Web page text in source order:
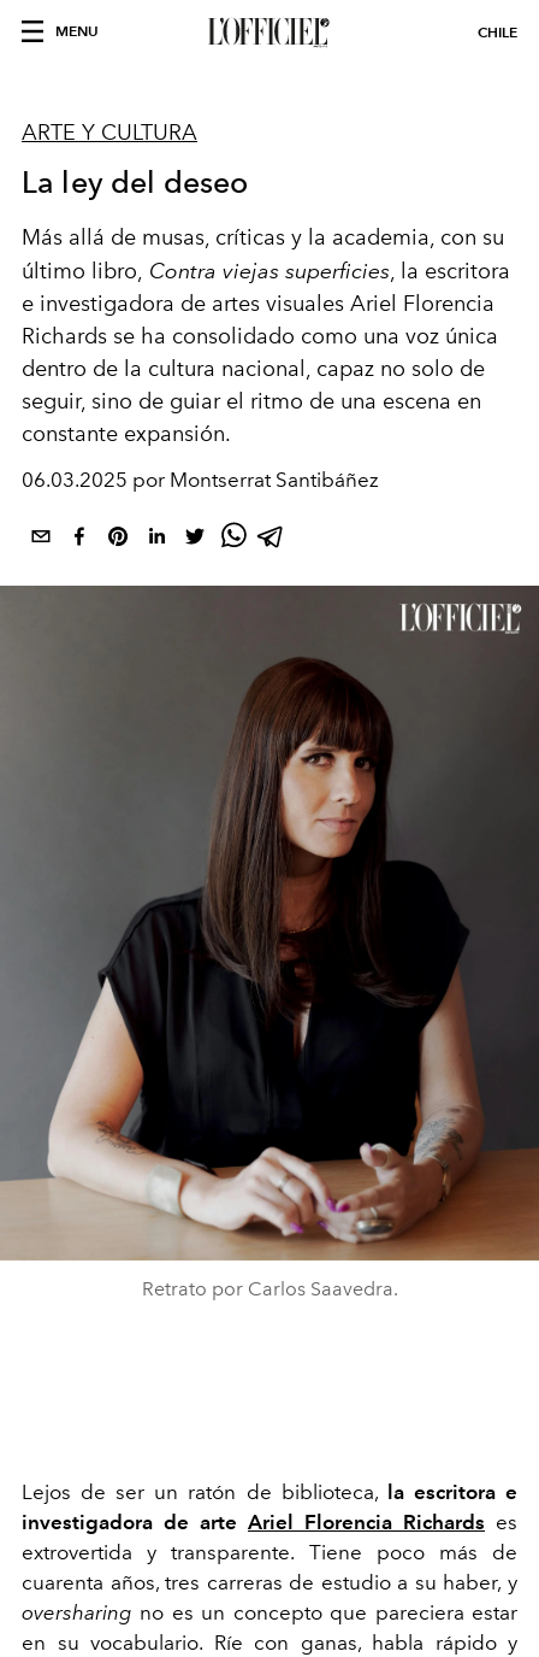
MENU CHILE
ARTE Y CULTURA
La ley del deseo
Más allá de musas, críticas y la academia, con su
último libro, Contra viejas superficies, la escritora
e investigadora de artes visuales Ariel Florencia
Richards se ha consolidado como una voz única
dentro de la cultura nacional, capaz no solo de
seguir, sino de guiar el ritmo de una escena en
constante expansión.
06.03.2025 por Montserrat Santibáñez
Retrato por Carlos Saavedra.
Lejos de ser un ratón de biblioteca,
la escritora e
investigadora de arte Ariel Florencia Richards es
extrovertida y transparente. Tiene poco más de
cuarenta años, tres carreras de estudio a su haber, y
oversharing no es un concepto que pareciera estar
en su vocabulario. Ríe con ganas, habla rápido y